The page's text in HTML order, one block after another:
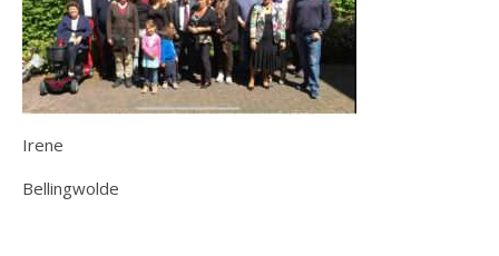
Irene
Bellingwolde